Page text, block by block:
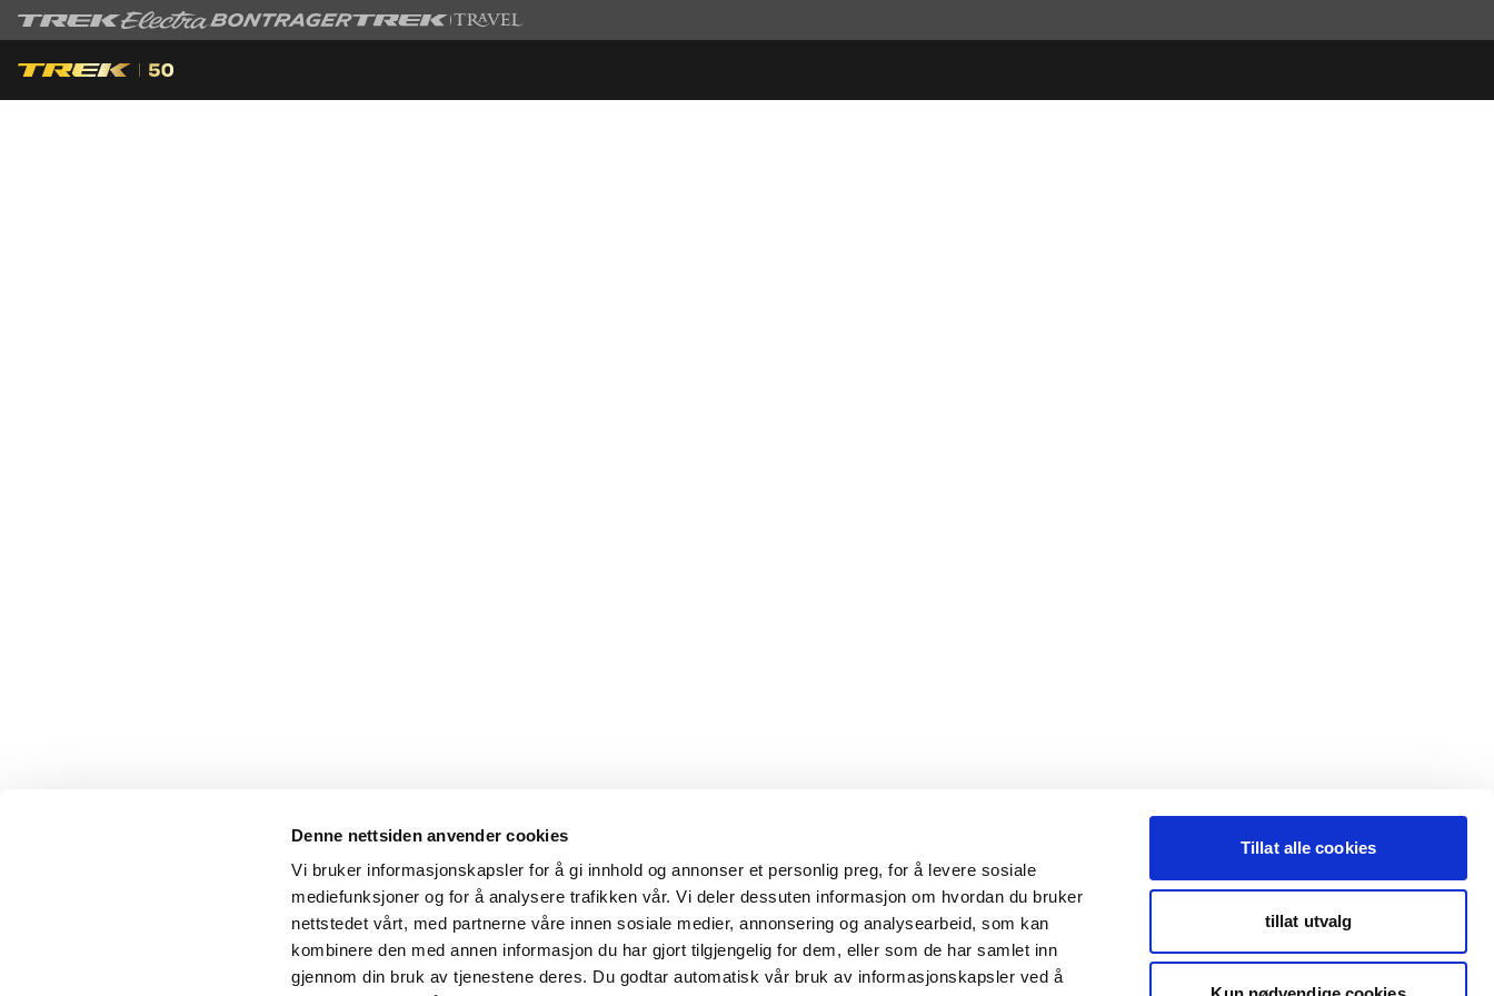
Denne nettsiden anvender cookies
Vi bruker informasjonskapsler for å gi innhold og annonser et personlig preg, for å levere sosiale
mediefunksjoner og for å analysere trafikken vår. Vi deler dessuten informasjon om hvordan du bruker
nettstedet vårt, med partnerne våre innen sosiale medier, annonsering og analysearbeid, som kan
kombinere den med annen informasjon du har gjort tilgjengelig for dem, eller som de har samlet inn
gjennom din bruk av tjenestene deres. Du godtar automatisk vår bruk av informasjonskapsler ved å
Tillat alle cookies
tillat utvalg